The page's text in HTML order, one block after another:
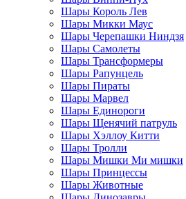
Шары Король Лев
Шары Микки Маус
Шары Черепашки Ниндзя
Шары Самолеты
Шары Трансформеры
Шары Рапунцель
Шары Пираты
Шары Марвел
Шары Единороги
Шары Щенячий патруль
Шары Хэллоу Китти
Шары Тролли
Шары Мишки Ми мишки
Шары Принцессы
Шары Животные